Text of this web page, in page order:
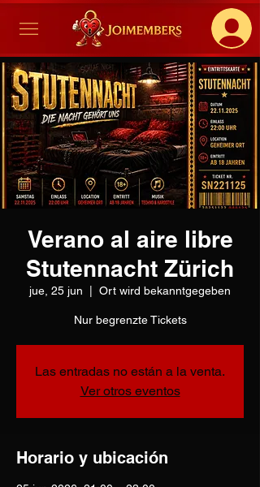
Verano al aire libre
Stutennacht Zürich
jue, 25 jun Ort wird bekanntgegeben
Nur begrenzte Tickets
Las entradas no están a la venta.
Ver otros eventos
Horario y ubicación